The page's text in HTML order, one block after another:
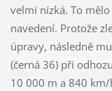
velmi nízká. To
navedení. Protože
úpravy, následně
(černá 36) při
10 000 m a 840